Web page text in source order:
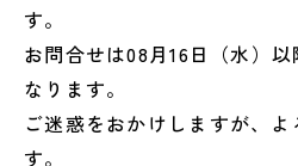
す。
お問合せは08月16日（水）
なります。
ご迷惑をおかけしますが、
す。